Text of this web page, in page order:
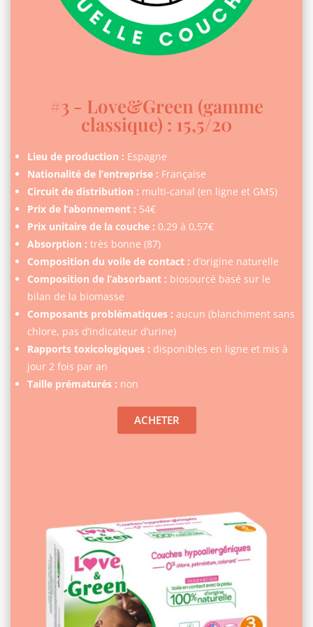
#3 - Love&Green (gamme
classique) : 15,5/20
Lieu de production : Espagne
Nationalité de l’entreprise : Française
Circuit de distribution : multi-canal (en ligne et GMS)
Prix de l’abonnement : 54€
Prix unitaire de la couche : 0,29 à 0,57€
Absorption : très bonne (87)
Composition du voile de contact : d’origine naturelle
Composition de l’absorbant : biosourcé basé sur le
bilan de la biomasse
Composants problématiques : aucun (blanchiment sans
chlore, pas d’indicateur d’urine)
Rapports toxicologiques : disponibles en ligne et mis à
jour 2 fois par an
Taille prématurés : non
ACHETER